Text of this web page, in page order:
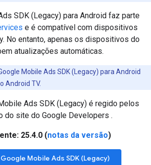
SDK (Legacy) para Android faz parte
e é compatível com dispositivos
No entanto, apenas os dispositivos do
atualizações automáticas.
Mobile Ads SDK (Legacy) para Android
Android TV.
Ads SDK (Legacy) é regido pelos
do site do Google Developers .
25.4.0 (notas da versão)
Google Mobile Ads SDK (Legacy)